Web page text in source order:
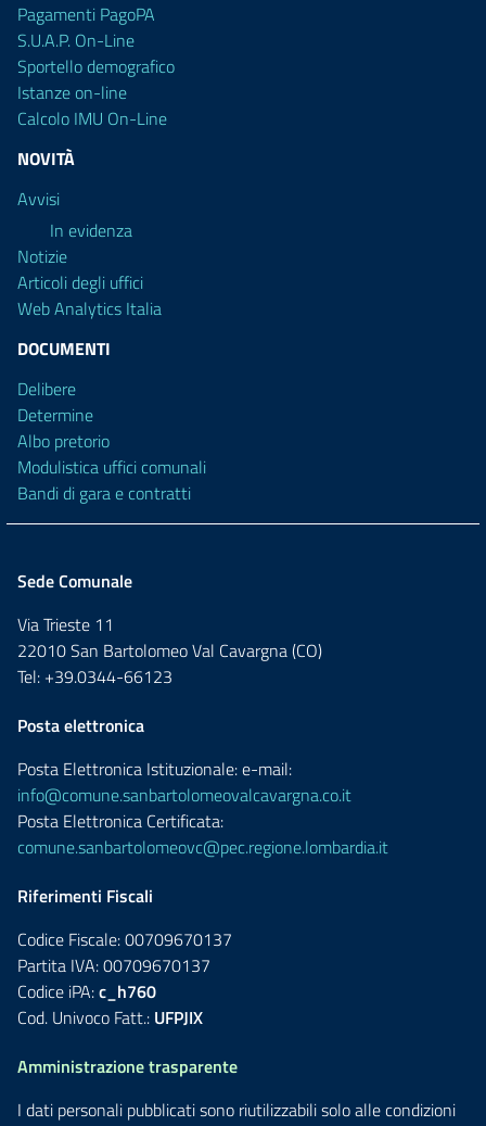
Pagamenti PagoPA
S.U.A.P. On-Line
Sportello demografico
Istanze on-line
Calcolo IMU On-Line
NOVITÀ
Avvisi
In evidenza
Notizie
Articoli degli uffici
Web Analytics Italia
DOCUMENTI
Delibere
Determine
Albo pretorio
Modulistica uffici comunali
Bandi di gara e contratti
Sede Comunale
Via Trieste 11
22010 San Bartolomeo Val Cavargna (CO)
Tel: +39.0344-66123
Posta elettronica
Posta Elettronica Istituzionale: e-mail:
info@comune.sanbartolomeovalcavargna.co.it
Posta Elettronica Certificata:
comune.sanbartolomeovc@pec.regione.lombardia.it
Riferimenti Fiscali
Codice Fiscale: 00709670137
Partita IVA: 00709670137
Codice iPA:c_h760
Cod. Univoco Fatt.: UFPJIX
Amministrazione trasparente
I dati personali pubblicati sono riutilizzabili solo alle condizioni